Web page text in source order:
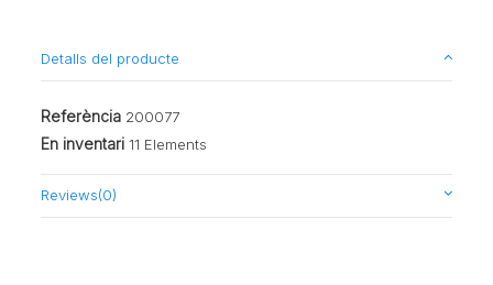
Detalls del producte
Referència 200077
En inventari 11 Elements
Reviews(0)